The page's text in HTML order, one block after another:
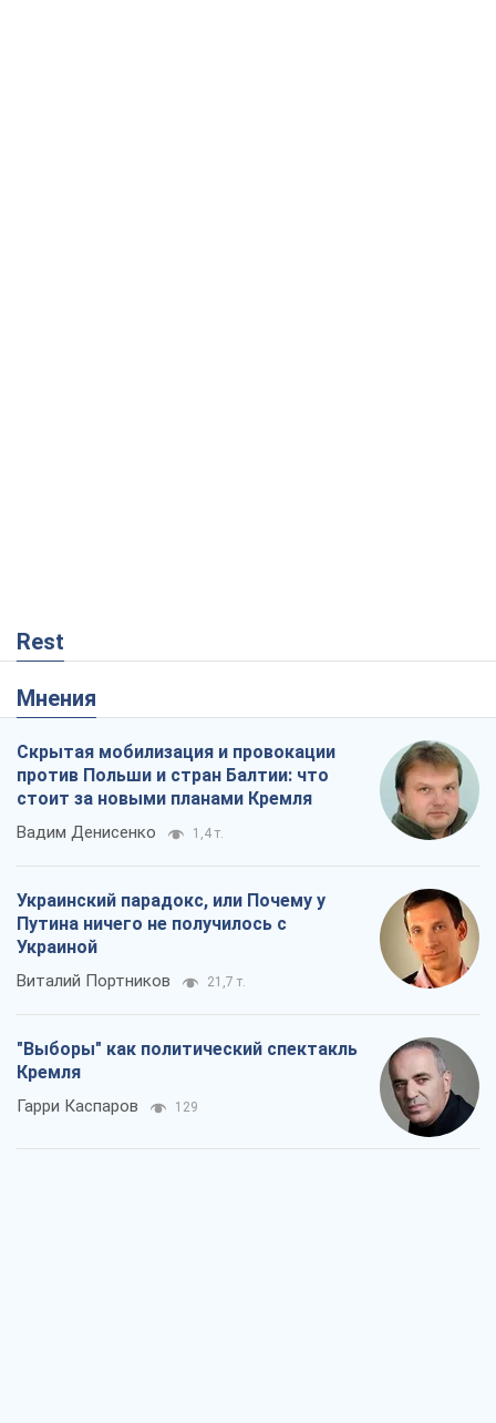
Rest
Мнения
Скрытая мобилизация и провокации
против Польши и стран Балтии: что
стоит за новыми планами Кремля
Вадим Денисенко 1,4 т.
Украинский парадокс, или Почему у
Путина ничего не получилось с
Украиной
Виталий Портников 21,7 т.
"Выборы" как политический спектакль
Кремля
Гарри Каспаров 129